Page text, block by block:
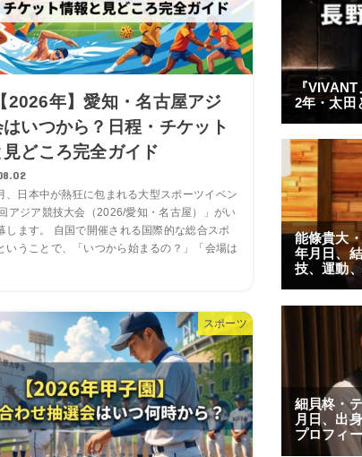
【2026年】愛知・名古屋アジ
はいつから？日程・チケット
どころ完全ガイド
、日本中が熱狂に包まれる大型スポーツイベン
アジア競技大会（2026/愛知・名古屋）」がい
します。 自国で開催される国際的な総合スポ
いうことで、「いつから始まるの？」「会場は
スポーツ